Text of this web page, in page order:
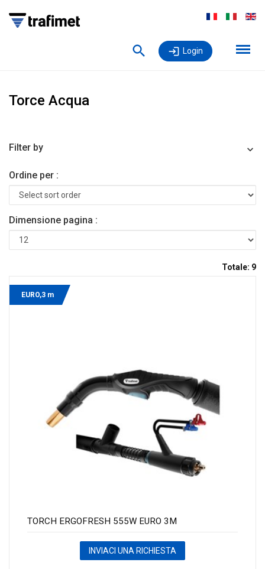
Login
Torce Acqua
Filter by
Ordine per :
Dimensione pagina :
Totale: 9
EURO,3 m
TORCH ERGOFRESH 555W EURO 3M
INVIACI UNA RICHIESTA